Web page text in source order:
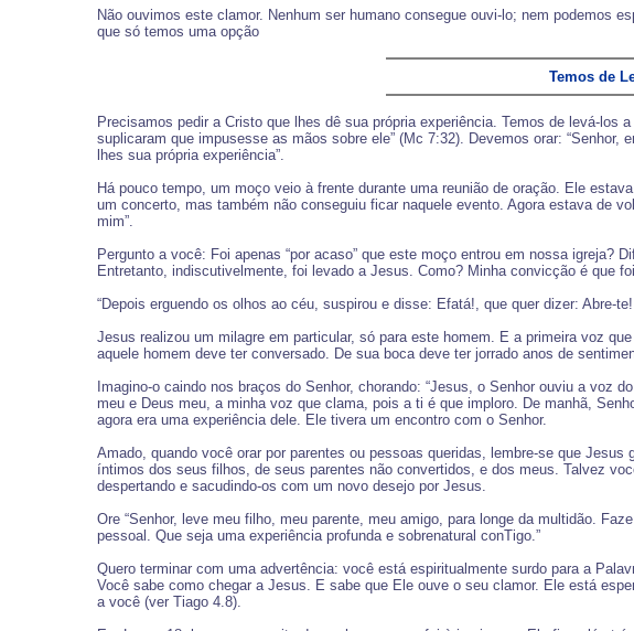
Não ouvimos este clamor. Nenhum ser humano consegue ouvi-lo; nem podemos
que só temos uma opção
Temos de
Precisamos pedir a Cristo que lhes dê sua própria experiência. Temos de levá-
suplicaram que impusesse as mãos sobre ele” (Mc 7:32). Devemos orar:
lhes sua própria experiência”.
Há pouco tempo, um moço veio à frente durante uma reunião de oração. Ele
um concerto, mas também não conseguiu ficar naquele evento. Agora estava de
mim”.
Pergunto a você: Foi apenas “por acaso” que este moço entrou em nossa
Entretanto, indiscutivelmente, foi levado a Jesus. Como? Minha convicção é que
“Depois erguendo os olhos ao céu, suspirou e disse: Efatá!, que quer dizer: Abre-
Jesus realizou um milagre em particular, só para este homem. E a primeira voz
aquele homem deve ter conversado. De sua boca deve ter jorrado anos de
Imagino-o caindo nos braços do Senhor, chorando: “Jesus, o Senhor ouviu a voz
meu e Deus meu, a minha voz que clama, pois a ti é que imploro. De manhã,
agora era uma experiência dele. Ele tivera um encontro com o Senhor.
Amado, quando você orar por parentes ou pessoas queridas, lembre-se que
íntimos dos seus filhos, de seus parentes não convertidos, e dos meus. Talvez
despertando e sacudindo-os com um novo desejo por Jesus.
Ore “Senhor, leve meu filho, meu parente, meu amigo, para longe da multidão.
pessoal. Que seja uma experiência profunda e sobrenatural conTigo.”
Quero terminar com uma advertência: você está espiritualmente surdo para a
Você sabe como chegar a Jesus. E sabe que Ele ouve o seu clamor. Ele está
a você (ver Tiago 4.8).